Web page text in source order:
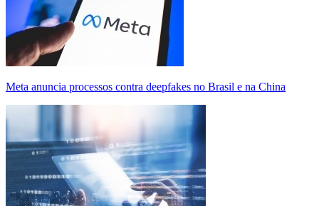
Meta anuncia processos contra deepfakes no Brasil e na China